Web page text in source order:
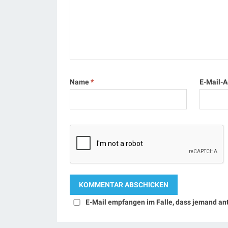
Name* E-Mail-
E-Mail empfangen im Falle, dass jemand